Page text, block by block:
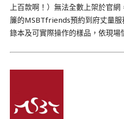
上百款啊！）無法全數上架於官
簾的MSBTfriends預約到府丈量服
錄本及可實際操作的樣品，依現場